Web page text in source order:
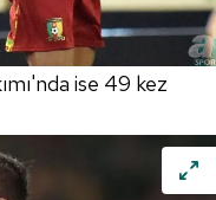
ise 49 kez